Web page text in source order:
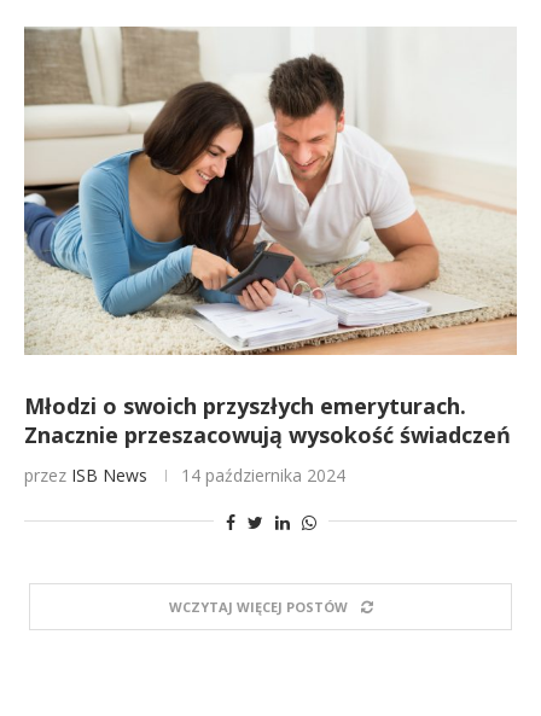
Młodzi o swoich przyszłych emeryturach.
Znacznie przeszacowują wysokość świadczeń
przez ISB News 14 października 2024
WCZYTAJ WIĘCEJ POSTÓW